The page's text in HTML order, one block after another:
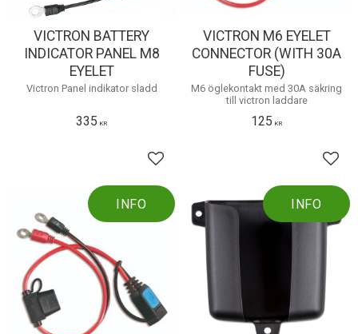
VICTRON BATTERY
INDICATOR PANEL M8
EYELET
Victron Panel indikator sladd
335 KR
Lägg till i favoriter
VICTRON M6 EYELET
CONNECTOR (WITH 30A
FUSE)
M6 öglekontakt med 30A säkring
till victron laddare
125 KR
INFO INFO